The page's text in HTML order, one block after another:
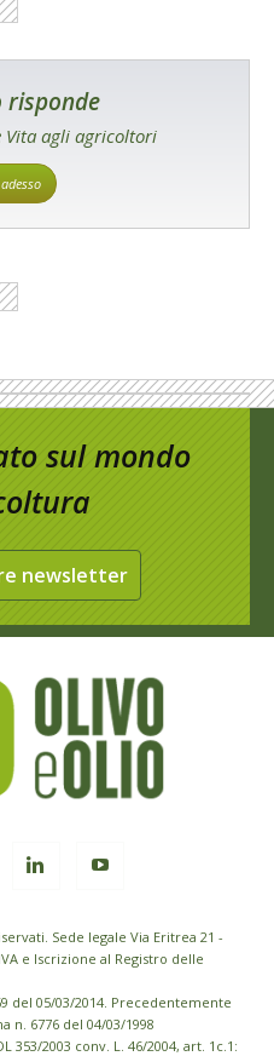
risponde
Vita agli agricoltori
sul mondo
newsletter
Sede legale Via Eritrea 21 -
e Iscrizione al Registro delle
del 05/03/2014. Precedentemente
n. 6776 del 04/03/1998
353/2003 conv. L. 46/2004, art. 1c.1: